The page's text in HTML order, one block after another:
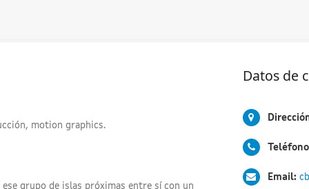
motion graphics.
grupo de islas próximas entre sí con un
Datos de
Email: